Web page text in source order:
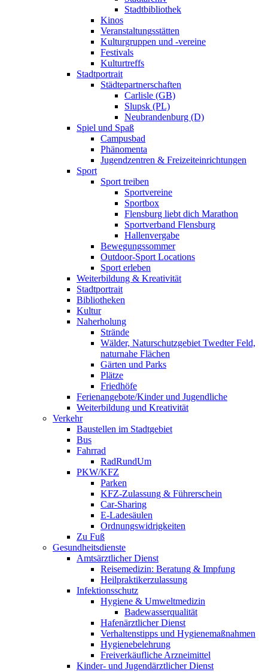
Stadtbibliothek
Kinos
Veranstaltungsstätten
Kulturgruppen und -vereine
Festivals
Kulturtreffs
Stadtportrait
Städtepartnerschaften
Carlisle (GB)
Slupsk (PL)
Neubrandenburg (D)
Spiel und Spaß
Campusbad
Phänomenta
Jugendzentren & Freizeiteinrichtungen
Sport
Sport treiben
Sportvereine
Sportbox
Flensburg liebt dich Marathon
Sportverband Flensburg
Hallenvergabe
Bewegungssommer
Outdoor-Sport Locations
Sport erleben
Weiterbildung & Kreativität
Stadtportrait
Bibliotheken
Kultur
Naherholung
Strände
Wälder, Naturschutzgebiet Twedter Feld,
naturnahe Flächen
Gärten und Parks
Plätze
Friedhöfe
Ferienangebote/Kinder und Jugendliche
Weiterbildung und Kreativität
Verkehr
Baustellen im Stadtgebiet
Bus
Fahrrad
RadRundUm
PKW/KFZ
Parken
KFZ-Zulassung & Führerschein
Car-Sharing
E-Ladesäulen
Ordnungswidrigkeiten
Zu Fuß
Gesundheitsdienste
Amtsärztlicher Dienst
Reisemedizin: Beratung & Impfung
Heilpraktikerzulassung
Infektionsschutz
Hygiene & Umweltmedizin
Badewasserqualität
Hafenärztlicher Dienst
Verhaltenstipps und Hygienemaßnahmen
Hygienebelehrung
Freiverkäufliche Arzneimittel
Kinder- und Jugendärztlicher Dienst